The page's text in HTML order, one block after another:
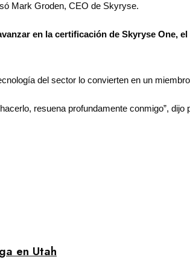
Mark Groden, CEO de Skyryse.
en la certificación de Skyryse One,
del sector lo convierten en un
resuena profundamente conmigo”, dijo
en Utah